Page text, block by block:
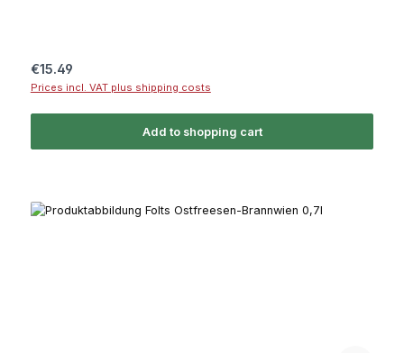
Regular price:
€15.49
Prices incl. VAT plus shipping costs
Add to shopping cart